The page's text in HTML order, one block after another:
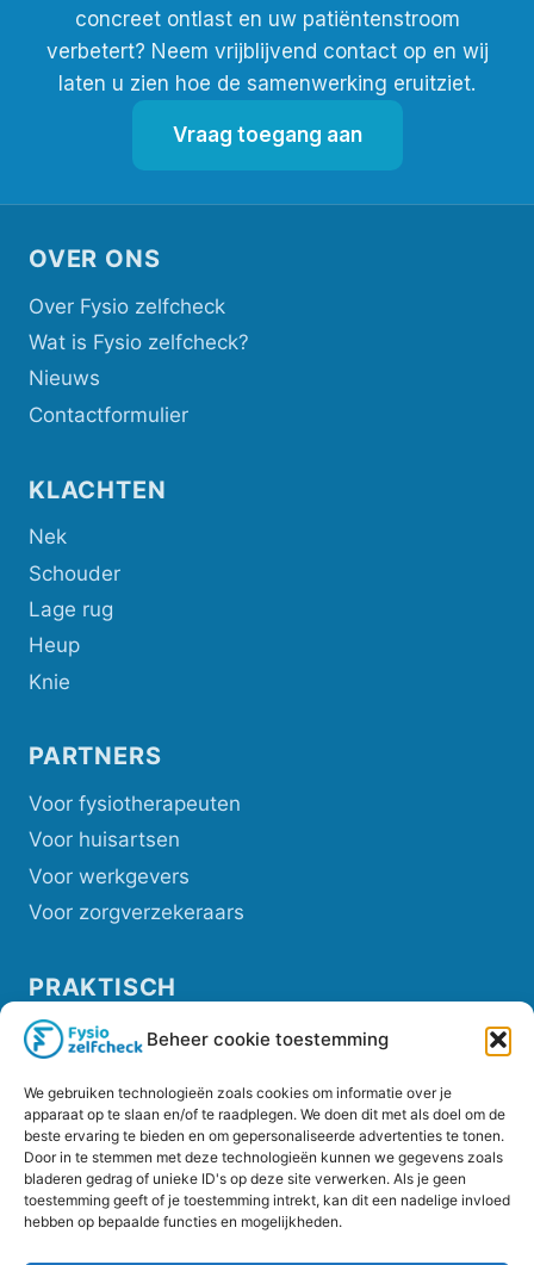
Beheer cookie toestemming
We gebruiken technologieën zoals cookies om informatie over je
apparaat op te slaan en/of te raadplegen. We doen dit met als doel om de
beste ervaring te bieden en om gepersonaliseerde advertenties te tonen.
Door in te stemmen met deze technologieën kunnen we gegevens zoals
bladeren gedrag of unieke ID's op deze site verwerken. Als je geen
toestemming geeft of je toestemming intrekt, kan dit een nadelige invloed
hebben op bepaalde functies en mogelijkheden.
concreet ontlast en uw patiëntenstroom
verbetert? Neem vrijblijvend contact op en wij
laten u zien hoe de samenwerking eruitziet.
Vraag toegang aan
OVER ONS
Over Fysio zelfcheck
Wat is Fysio zelfcheck?
Nieuws
Contactformulier
KLACHTEN
Nek
Schouder
Lage rug
Heup
Knie
PARTNERS
Voor fysiotherapeuten
Voor huisartsen
Voor werkgevers
Voor zorgverzekeraars
PRAKTISCH
Privacybeleid
Veelgestelde vragen overzicht
Helpdesk